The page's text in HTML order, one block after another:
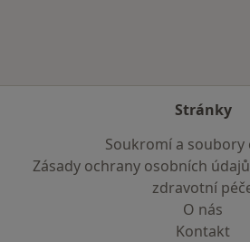
Stránky
Soukromí a soubory
Zásady ochrany osobních
zdravotní
O nás
Kontakt